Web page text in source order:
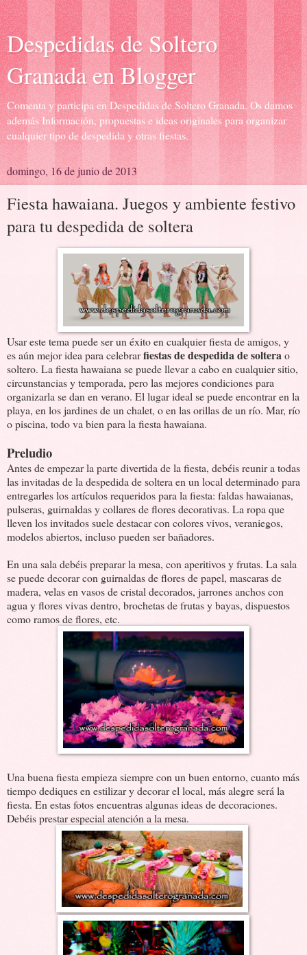
Despedidas de Soltero
Granada en Blogger
Comenta y participa en Despedidas de Soltero Granada. Os damos
además Información, propuestas e ideas originales para organizar
cualquier tipo de despedida y otras fiestas.
domingo, 16 de junio de 2013
Fiesta hawaiana. Juegos y ambiente festivo
para tu despedida de soltera
Usar este tema puede ser un éxito en cualquier fiesta de amigos, y
es aún mejor idea para celebrarfiestas de despedida de solterao
soltero. La fiesta hawaiana se puede llevar a cabo en cualquier sitio,
circunstancias y temporada, pero las mejores condiciones para
organizarla se dan en verano. El lugar ideal se puede encontrar en la
playa, en los jardines de un chalet, o en las orillas de un río. Mar, río
o piscina, todo va bien para la fiesta hawaiana.
Preludio
Antes de empezar la parte divertida de la fiesta, debéis reunir a todas
las invitadas de la despedida de soltera en un local determinado para
entregarles los artículos requeridos para la fiesta: faldas hawaianas,
pulseras, guirnaldas y collares de flores decorativas. La ropa que
lleven los invitados suele destacar con colores vivos, veraniegos,
modelos abiertos, incluso pueden ser bañadores.
En una sala debéis preparar la mesa, con aperitivos y frutas. La sala
se puede decorar con guirnaldas de flores de papel, mascaras de
madera, velas en vasos de cristal decorados, jarrones anchos con
agua y flores vivas dentro, brochetas de frutas y bayas, dispuestos
como ramos de flores, etc.
Una buena fiesta empieza siempre con un buen entorno, cuanto más
tiempo dediques en estilizar y decorar el local, más alegre será la
fiesta. En estas fotos encuentras algunas ideas de decoraciones.
Debéis prestar especial atención a la mesa.